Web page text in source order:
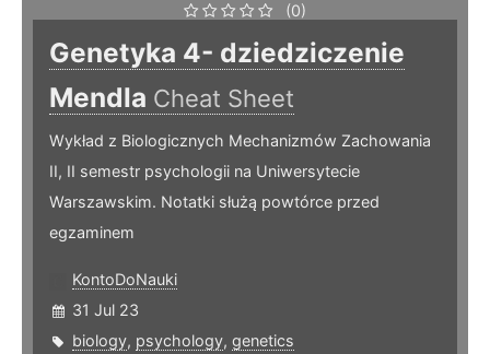
(0)
Genetyka 4- dziedziczenie
Mendla Cheat Sheet
Wykład z Biologicznych Mechanizmów Zachowania
II, II semestr psychologii na Uniwersytecie
Warszawskim. Notatki służą powtórce przed
egzaminem
KontoDoNauki
31 Jul 23
biology, psychology, genetics